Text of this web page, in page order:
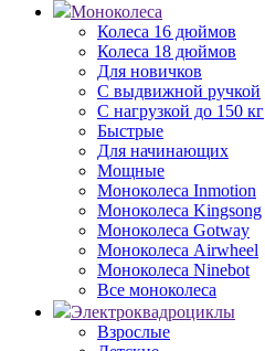
Моноколеса
Колеса 16 дюймов
Колеса 18 дюймов
Для новичков
С выдвижной ручкой
С нагрузкой до 150 кг
Быстрые
Для начинающих
Мощные
Моноколеса Inmotion
Моноколеса Kingsong
Моноколеса Gotway
Моноколеса Airwheel
Моноколеса Ninebot
Все моноколеса
Электроквадроциклы
Взрослые